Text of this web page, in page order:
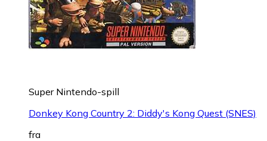
Super Nintendo-spill
Donkey Kong Country 2: Diddy's Kong Quest (SNES)
fra